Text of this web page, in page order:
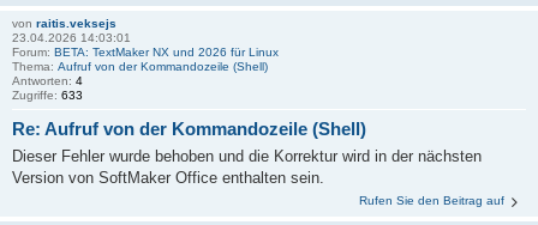
von raitis.veksejs
23.04.2026 14:03:01
Forum: BETA: TextMaker NX und 2026 für Linux
Thema: Aufruf von der Kommandozeile (Shell)
Antworten: 4
Zugriffe: 633
Re: Aufruf von der Kommandozeile (Shell)
Dieser Fehler wurde behoben und die Korrektur wird in der nächsten
Version von SoftMaker Office enthalten sein.
Rufen Sie den Beitrag auf